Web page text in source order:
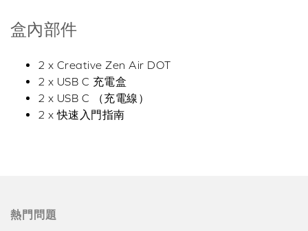
盒內部件
2 x Creative Zen Air DOT
2 x USB C 充電盒
2 x USB C （充電線）
2 x 快速入門指南
熱門問題